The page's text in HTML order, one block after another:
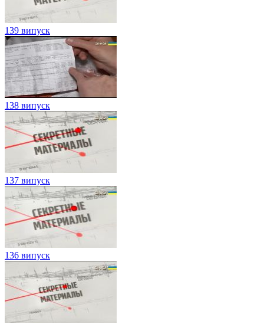
139 випуск
138 випуск
137 випуск
136 випуск